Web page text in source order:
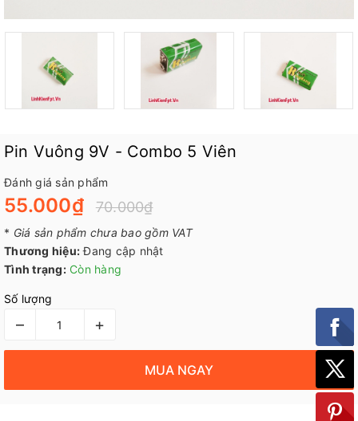
Pin Vuông 9V - Combo 5 Viên
Đánh giá sản phẩm
55.000₫ 70.000₫
* Giá sản phẩm chưa bao gồm VAT
Thương hiệu: Đang cập nhật
Tình trạng: Còn hàng
Số lượng
– +
MUA NGAY